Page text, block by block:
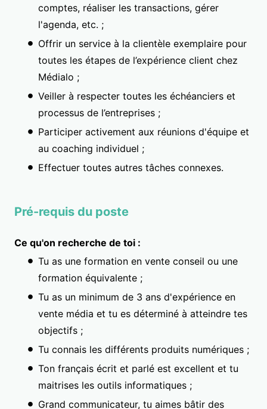
comptes, réaliser les transactions, gérer
l'agenda, etc. ;
Offrir un service à la clientèle exemplaire pour
toutes les étapes de l’expérience client chez
Médialo ;
Veiller à respecter toutes les échéanciers et
processus de l’entreprises ;
Participer activement aux réunions d'équipe et
au coaching individuel ;
Effectuer toutes autres tâches connexes.
Pré-requis du poste
Ce qu'on recherche de toi :
Tu as une formation en vente conseil ou une
formation équivalente ;
Tu as un minimum de 3 ans d'expérience en
vente média et tu es déterminé à atteindre tes
objectifs ;
Tu connais les différents produits numériques ;
Ton français écrit et parlé est excellent et tu
maitrises les outils informatiques ;
Grand communicateur, tu aimes bâtir des